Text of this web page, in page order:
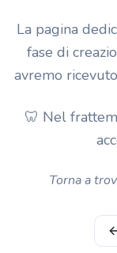
La pagina
fase di
avremo
🦷 Nel
Torna a